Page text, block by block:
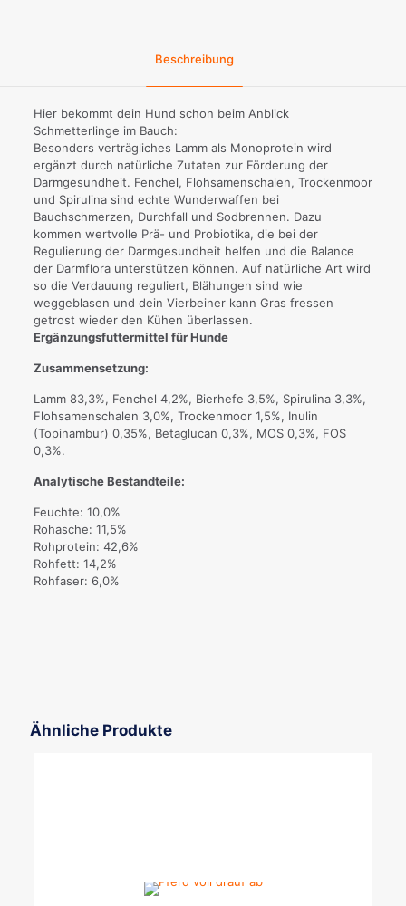
Beschreibung
Hier bekommt dein Hund schon beim Anblick
Schmetterlinge im Bauch:
Besonders verträgliches Lamm als Monoprotein wird
ergänzt durch natürliche Zutaten zur Förderung der
Darmgesundheit. Fenchel, Flohsamenschalen, Trockenmoor
und Spirulina sind echte Wunderwaffen bei
Bauchschmerzen, Durchfall und Sodbrennen. Dazu
kommen wertvolle Prä- und Probiotika, die bei der
Regulierung der Darmgesundheit helfen und die Balance
der Darmflora unterstützen können. Auf natürliche Art wird
so die Verdauung reguliert, Blähungen sind wie
weggeblasen und dein Vierbeiner kann Gras fressen
getrost wieder den Kühen überlassen.
Ergänzungsfuttermittel für Hunde
Zusammensetzung:
Lamm 83,3%, Fenchel 4,2%, Bierhefe 3,5%, Spirulina 3,3%,
Flohsamenschalen 3,0%, Trockenmoor 1,5%, Inulin
(Topinambur) 0,35%, Betaglucan 0,3%, MOS 0,3%, FOS
0,3%.
Analytische Bestandteile:
Feuchte: 10,0%
Rohasche: 11,5%
Rohprotein: 42,6%
Rohfett: 14,2%
Rohfaser: 6,0%
Ähnliche Produkte